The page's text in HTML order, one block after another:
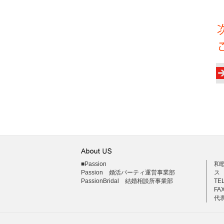
■Passion
Passion 婚活パーティ運営事業部
PassionBridal 結婚相談所事業部
和
ス
代